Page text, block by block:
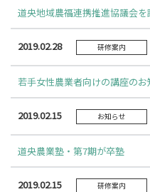
道央地域農福連携推進協議会を
2019.02.28 研修案内
若手女性農業者向けの講座のお
2019.02.15 お知らせ
道央農業塾・第7期が卒塾
2019.02.15 研修案内